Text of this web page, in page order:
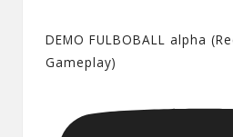
DEMO FULBOBALL alpha
Gameplay)